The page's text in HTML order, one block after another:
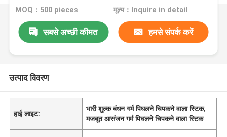
MOQ：500 pieces मूल्य：Inquire in detail
सबसे अच्छी कीमत हमसे संपर्क करें
उत्पाद विवरण
हाई लाइट:
भारी शुल्क बंधन गर्म पिघलने चिपकने वाला स्टिक,
मजबूत आसंजन गर्म पिघलने चिपकने वाला स्टिक